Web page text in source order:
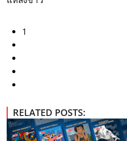
1
RELATED POSTS: